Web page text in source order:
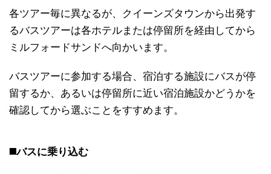
各ツアー毎に異なるが、クイーンズタウンから出発す
るバスツアーは各ホテルまたは停留所を経由してから
ミルフォードサンドへ向かいます。
バスツアーに参加する場合、宿泊する施設にバスが停
留するか、あるいは停留所に近い宿泊施設かどうかを
確認してから選ぶことをすすめます。
◼️バスに乗り込む